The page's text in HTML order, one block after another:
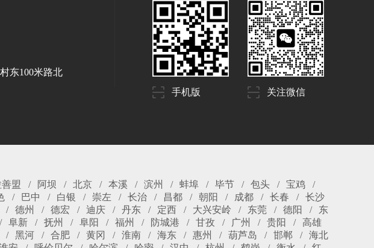
东100米路北
手机版 关注微信
盟 阿坝 北京 本溪 滨州 蚌埠 毕节 包头
宝鸡
巴中 白银 崇左 长治 昌都 朝阳 成都 长春
长沙
德州 德宏 迪庆 丹东 定西 大兴安岭 东莞 德阳
东
阜新 抚州 阜阳 福州 防城港 甘孜 广州 贵阳
高雄
黑河 合肥 黄冈 淮南 海东 惠州 葫芦岛 邯郸
海北